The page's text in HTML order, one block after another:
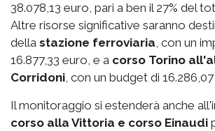
38.078,13 euro, pari a ben il 27% del
Altre risorse significative saranno
della stazione ferroviaria, con un
16.877,33 euro, e a corso Torino
Corridoni, con un budget di
Il monitoraggio si estenderà anche
corso alla Vittoria e corso Einaudi